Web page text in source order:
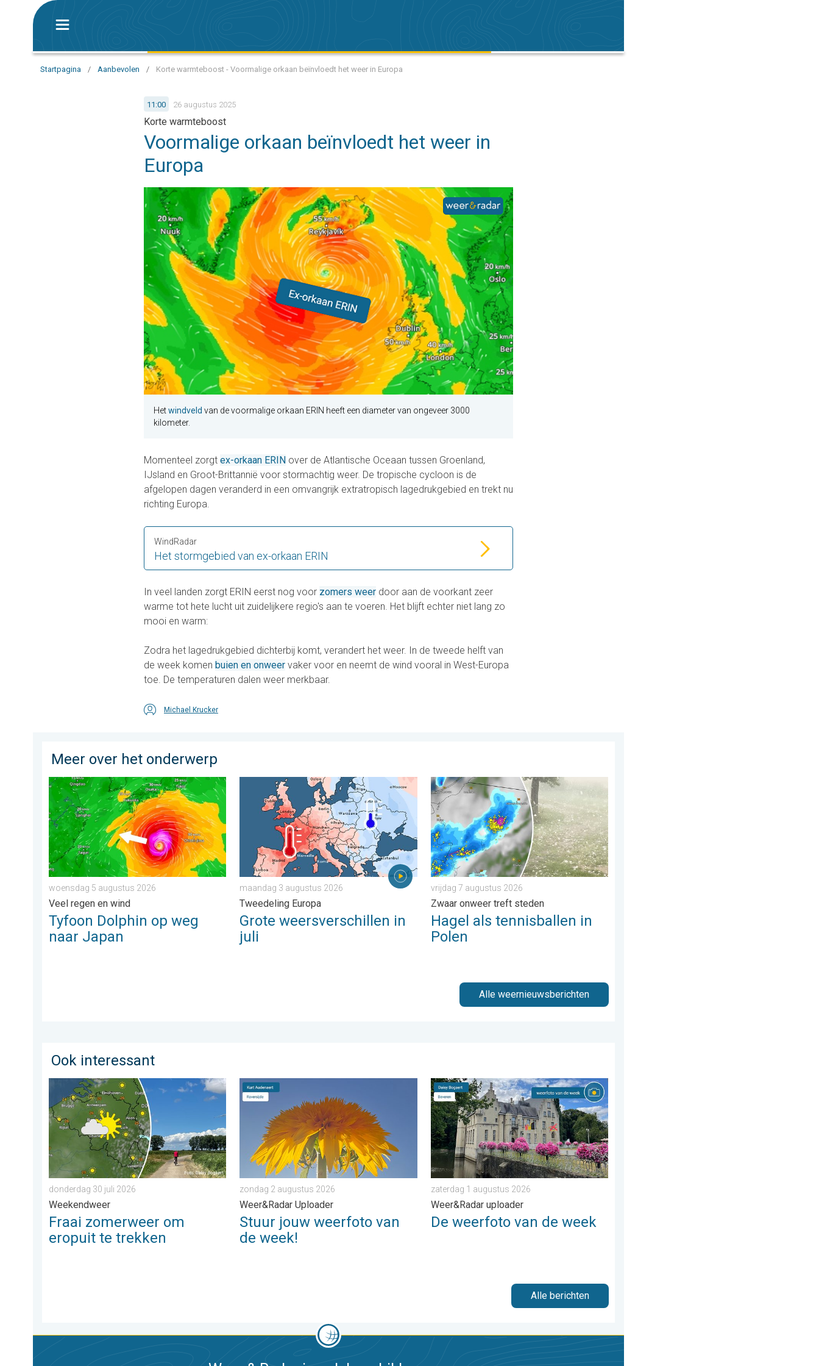
Startpagina / Aanbevolen / Korte warmteboost - Voormalige orkaan beïnvloedt het weer in Europa
11:00 26 augustus 2025
Korte warmteboost
Voormalige orkaan beïnvloedt het weer in
Europa
Hetwindveld van de voormalige orkaan ERIN heeft een diameter van ongeveer 3000
kilometer.
Momenteel zorgt ex-orkaan ERIN over de Atlantische Oceaan tussen Groenland,
IJsland en Groot-Brittannië voor stormachtig weer. De tropische cycloon is de
afgelopen dagen veranderd in een omvangrijk extratropisch lagedrukgebied en trekt nu
richting Europa.
Het stormgebied van ex-orkaan ERIN
WindRadar
In veel landen zorgt ERIN eerst nog voor zomers weer door aan de voorkant zeer
warme tot hete lucht uit zuidelijkere regio's aan te voeren. Het blijft echter niet lang zo
mooi en warm:
Zodra het lagedrukgebied dichterbij komt, verandert het weer. In de tweede helft van
de week komen buien en onweer vaker voor en neemt de wind vooral in West-Europa
toe. De temperaturen dalen weer merkbaar.
Michael Krucker
Meer over het onderwerp
Tyfoon Dolphin op weg naar Japan. Veel regen en wind. . . woensdag 5 augustus 2026
woensdag 5 augustus 2026
Veel regen en wind
Tyfoon Dolphin op weg
naar Japan
Grote weersverschillen in juli. Tweedeling Europa. . . maandag 3 augustus 2026
maandag 3 augustus 2026
Tweedeling Europa
Grote weersverschillen in
juli
Hagel als tennisballen in Polen. Zwaar onweer treft steden. . . vrijdag 7 augustus 2026
vrijdag 7 augustus 2026
Zwaar onweer treft steden
Hagel als tennisballen in
Polen
Alle weernieuwsberichten
Ook interessant
Fraai zomerweer om eropuit te trekken. Weekendweer. . . donderdag 30 juli 2026
donderdag 30 juli 2026
Weekendweer
Fraai zomerweer om
eropuit te trekken
Stuur jouw weerfoto van de week!. Weer&Radar Uploader. . . zondag 2 augustus 2026
zondag 2 augustus 2026
Weer&Radar Uploader
Stuur jouw weerfoto van
de week!
De weerfoto van de week. Weer&Radar uploader. . . zaterdag 1 augustus 2026
zaterdag 1 augustus 2026
Weer&Radar uploader
De weerfoto van de week
Alle berichten